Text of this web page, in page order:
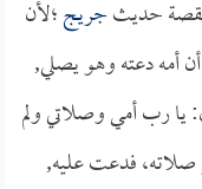
حديثجريج؛لأن
أن أمه دعته وهو يصلي,
يا رب أمي وصلاتي ولم
صلاته، فدعت عليه,